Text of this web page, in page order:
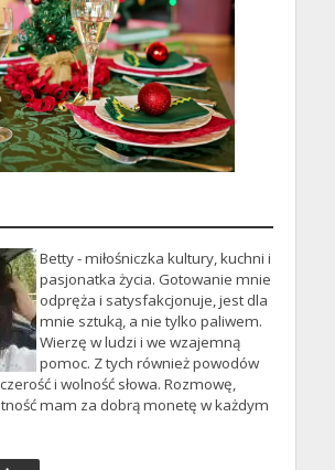
Betty - miłośniczka kultury, kuchni i
pasjonatka życia. Gotowanie mnie
odpręża i satysfakcjonuje, jest dla
mnie sztuką, a nie tylko paliwem.
Wierzę w ludzi i we wzajemną
pomoc. Z tych również powodów
i wolność słowa. Rozmowę,
mam za dobrą monetę w każdym